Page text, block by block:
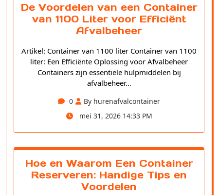
De Voordelen van een Container
van 1100 Liter voor Efficiënt
Afvalbeheer
Artikel: Container van 1100 liter Container van 1100
liter: Een Efficiënte Oplossing voor Afvalbeheer
Containers zijn essentiële hulpmiddelen bij
afvalbeheer…
0
By hurenafvalcontainer
mei 31, 2026 14:33 PM
Hoe en Waarom Een Container
Reserveren: Handige Tips en
Voordelen